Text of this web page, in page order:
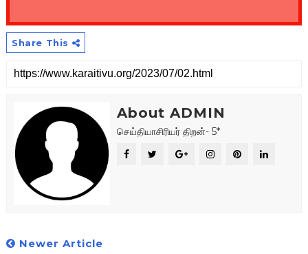
Share This
About ADMIN
செய்தியாசிரியர் திறன்- 5*
Newer Article